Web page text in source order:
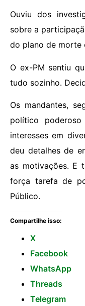
Ouviu dos
sobre a
do plano de morte
O ex-PM sentiu
tudo sozinho.
Os mandantes,
político
interesses em
deu detalhes de
as motivações. E
força tarefa de
Público.
Compartilhe isso:
X
Facebook
WhatsApp
Threads
Telegram